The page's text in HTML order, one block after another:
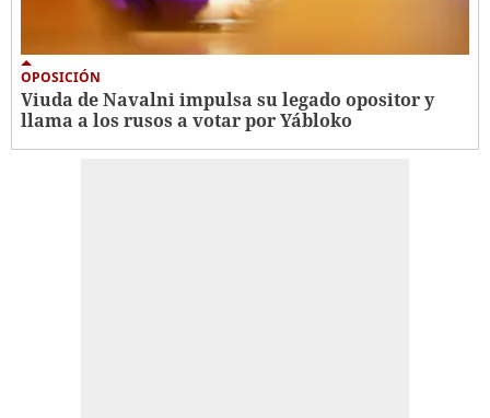
OPOSICIÓN
Viuda de Navalni impulsa su legado opositor y
llama a los rusos a votar por Yábloko